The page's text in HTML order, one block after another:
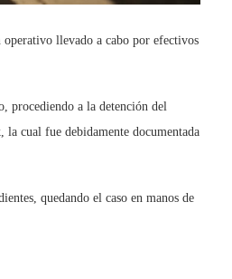
operativo llevado a cabo por efectivos
procediendo a la detención del
la cual fue debidamente documentada
quedando el caso en manos de